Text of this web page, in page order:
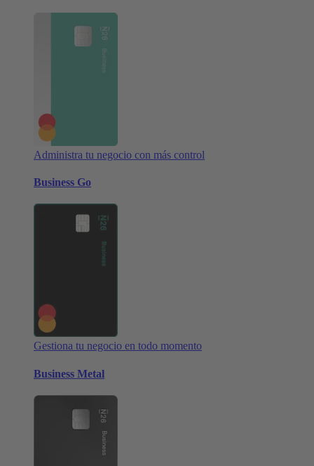
Administra tu negocio con más control
Business Go
Gestiona tu negocio en todo momento
Business Metal